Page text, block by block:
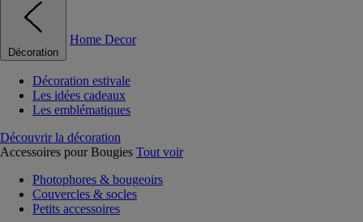
Décoration
Home Decor
Décoration estivale
Les idées cadeaux
Les emblématiques
Découvrir la décoration
Accessoires pour Bougies Tout voir
Photophores & bougeoirs
Couvercles & socles
Petits accessoires